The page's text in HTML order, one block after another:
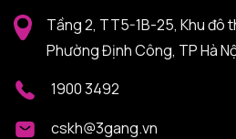
Tầng 2, TT5-1B-25, Khu đô
Phường Định Công, TP Hà
1900 3492
cskh@3gang.vn